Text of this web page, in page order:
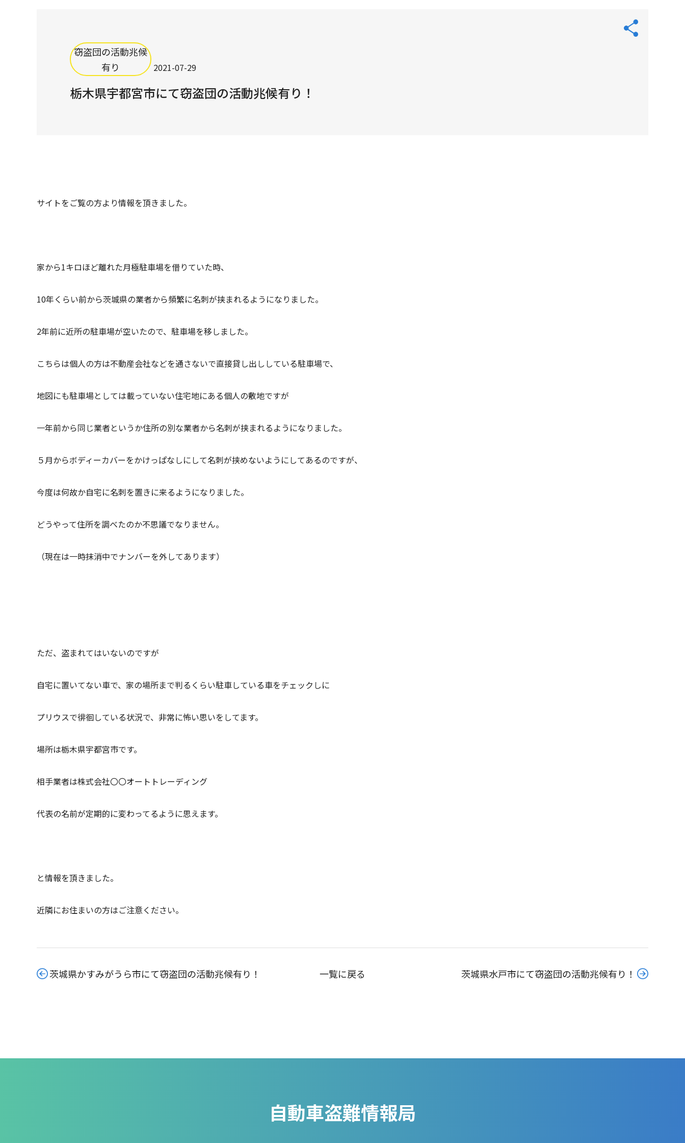
窃盗団の活動兆候
有り
2021-07-29
栃木県宇都宮市にて窃盗団の活動兆候有り！
サイトをご覧の方より情報を頂きました。
家から1キロほど離れた月極駐車場を借りていた時、
10年くらい前から茨城県の業者から頻繁に名刺が挟まれるようになりました。
2年前に近所の駐車場が空いたので、駐車場を移しました。
こちらは個人の方は不動産会社などを通さないで直接貸し出ししている駐車場で、
地図にも駐車場としては載っていない住宅地にある個人の敷地ですが
一年前から同じ業者というか住所の別な業者から名刺が挟まれるようになりました。
５月からボディーカバーをかけっぱなしにして名刺が挟めないようにしてあるのですが、
今度は何故か自宅に名刺を置きに来るようになりました。
どうやって住所を調べたのか不思議でなりません。
（現在は一時抹消中でナンバーを外してあります）
ただ、盗まれてはいないのですが
自宅に置いてない車で、家の場所まで判るくらい駐車している車をチェックしに
プリウスで徘徊している状況で、非常に怖い思いをしてます。
場所は栃木県宇都宮市です。
相手業者は株式会社〇〇オートトレーディング
代表の名前が定期的に変わってるように思えます。
と情報を頂きました。
近隣にお住まいの方はご注意ください。
茨城県かすみがうら市にて窃盗団の活動兆候有り！ 一覧に戻る 茨城県水戸市にて窃盗団の活動兆候有り！
自動車盗難情報局